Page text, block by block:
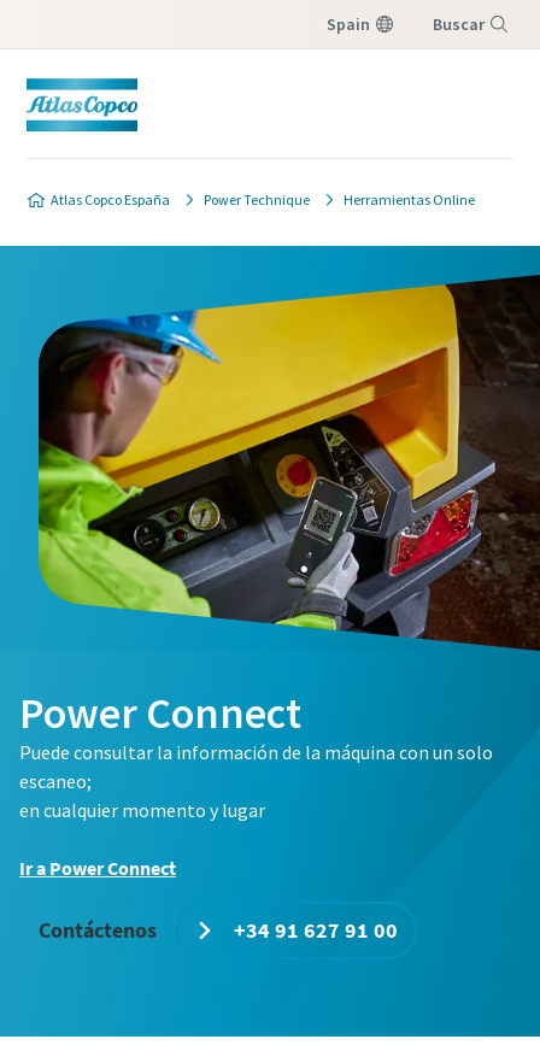
Spain Buscar
Atlas Copco España Power Technique Herramientas Online
Power Connect
Puede consultar la información de la máquina con un solo
escaneo;
en cualquier momento y lugar
Ir a Power Connect
Contáctenos +34 91 627 91 00